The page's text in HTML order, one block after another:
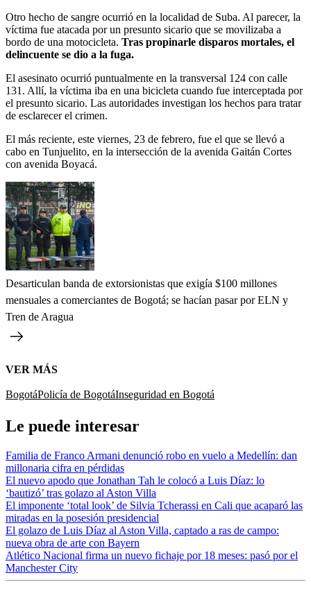
Otro hecho de sangre ocurrió en la localidad de Suba. Al parecer, la
víctima fue atacada por un presunto sicario que se movilizaba a
bordo de una motocicleta. Tras propinarle disparos mortales, el
delincuente se dio a la fuga.
El asesinato ocurrió puntualmente en la transversal 124 con calle
131. Allí, la víctima iba en una bicicleta cuando fue interceptada por
el presunto sicario. Las autoridades investigan los hechos para tratar
de esclarecer el crimen.
El más reciente, este viernes, 23 de febrero, fue el que se llevó a
cabo en Tunjuelito, en la intersección de la avenida Gaitán Cortes
con avenida Boyacá.
Desarticulan banda de extorsionistas que exigía $100 millones
mensuales a comerciantes de Bogotá; se hacían pasar por ELN y
Tren de Aragua
VER MÁS
BogotáPolicía de BogotáInseguridad en Bogotá
Le puede interesar
Familia de Franco Armani denunció robo en vuelo a Medellín: dan
millonaria cifra en pérdidas
El nuevo apodo que Jonathan Tah le colocó a Luis Díaz: lo
‘bautizó’ tras golazo al Aston Villa
El imponente ‘total look’ de Silvia Tcherassi en Cali que acaparó las
miradas en la posesión presidencial
El golazo de Luis Díaz al Aston Villa, captado a ras de campo:
nueva obra de arte con Bayern
Atlético Nacional firma un nuevo fichaje por 18 meses: pasó por el
Manchester City